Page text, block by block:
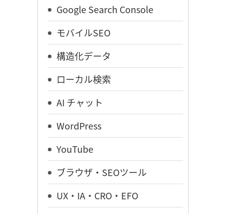
Google Search Console
モバイルSEO
構造化データ
ローカル検索
AI チャット
WordPress
YouTube
ブラウザ・SEOツール
UX・IA・CRO・EFO